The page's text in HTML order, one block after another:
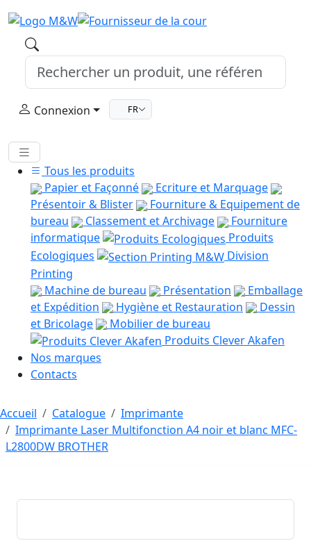
Connexion FR
Tous les produits
Papier et Façonné
Ecriture et Marquage
Présentoir & Blister
Fourniture & Equipement de
bureau
Classement et Archivage
Fourniture
informatique
Produits
Ecologiques
Division
Printing
Machine de bureau
Présentation
Emballage
et Expédition
Hygiène et Restauration
Dessin
et Bricolage
Mobilier de bureau
Produits Clever Akafen
Nos marques
Contacts
Accueil Catalogue
Imprimante
Imprimante Laser Multifonction A4 noir et blanc MFC-
L2800DW BROTHER